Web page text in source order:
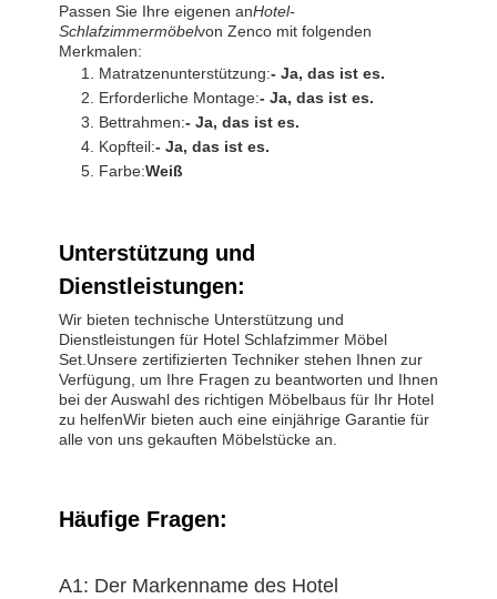
Passen Sie Ihre eigenen anHotel-
Schlafzimmermöbelvon Zenco mit folgenden
Merkmalen:
Matratzenunterstützung:- Ja, das ist es.
Erforderliche Montage:- Ja, das ist es.
Bettrahmen:- Ja, das ist es.
Kopfteil:- Ja, das ist es.
Farbe:Weiß
Unterstützung und
Dienstleistungen:
Wir bieten technische Unterstützung und
Dienstleistungen für Hotel Schlafzimmer Möbel
Set.Unsere zertifizierten Techniker stehen Ihnen zur
Verfügung, um Ihre Fragen zu beantworten und Ihnen
bei der Auswahl des richtigen Möbelbaus für Ihr Hotel
zu helfenWir bieten auch eine einjährige Garantie für
alle von uns gekauften Möbelstücke an.
Häufige Fragen:
A1: Der Markenname des Hotel